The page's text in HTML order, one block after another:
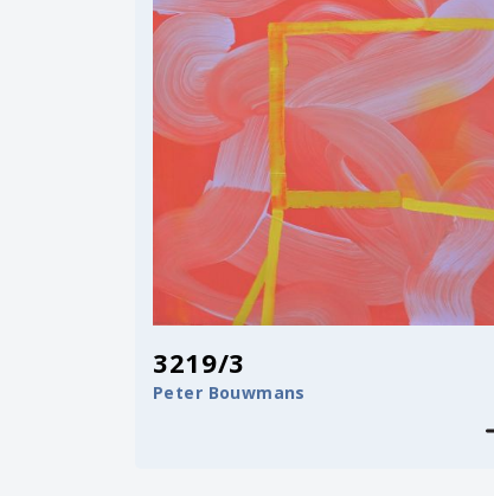
3219/3
Peter Bouwmans